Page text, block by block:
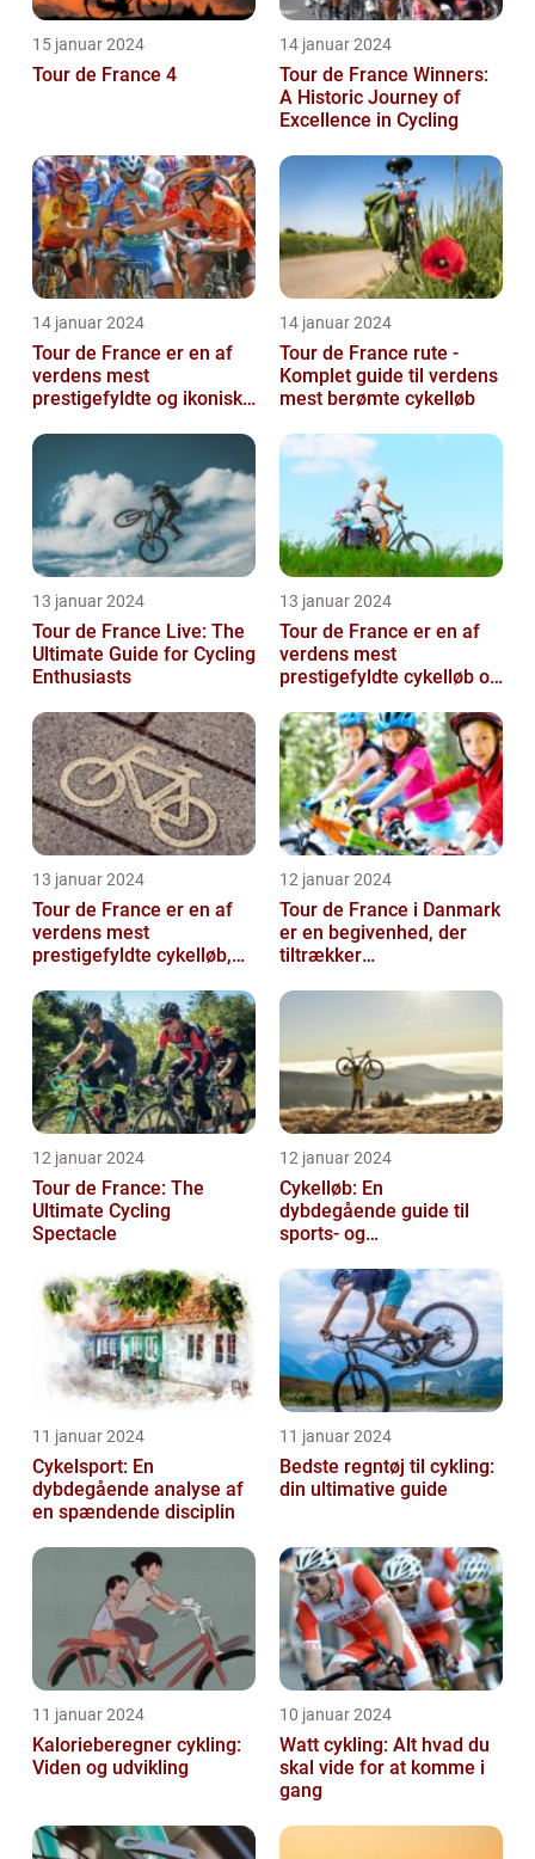
15 januar 2024
Tour de France 4
14 januar 2024
Tour de France Winners:
A Historic Journey of
Excellence in Cycling
14 januar 2024
Tour de France er en af
verdens mest
prestigefyldte og ikoniske
millioner a...
14 januar 2024
Tour de France rute -
Komplet guide til verdens
mest berømte cykelløb
13 januar 2024
Tour de France Live: The
Ultimate Guide for Cycling
Enthusiasts
13 januar 2024
Tour de France er en af
verdens mest
prestigefyldte cykelløb og
begivenhed siden ...
13 januar 2024
Tour de France er en af
verdens mest
prestigefyldte cykelløb,
publikum fra...
12 januar 2024
Tour de France i Danmark
er en begivenhed, der
tiltrækker
sportsfans fra hele ve...
12 januar 2024
Tour de France: The
Ultimate Cycling
Spectacle
12 januar 2024
Cykelløb: En
dybdegående guide til
sports- og
11 januar 2024
Cykelsport: En
dybdegående analyse af
en spændende disciplin
11 januar 2024
Bedste regntøj til cykling:
din ultimative guide
11 januar 2024
Kalorieberegner cykling:
Viden og udvikling
10 januar 2024
Watt cykling: Alt hvad du
skal vide for at komme i
gang